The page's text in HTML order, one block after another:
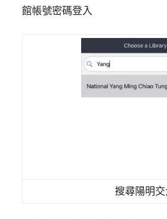
館帳號密碼登入
搜尋陽明交